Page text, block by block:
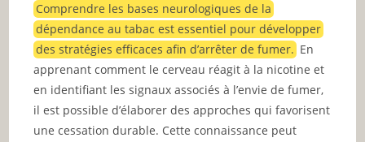
Comprendre les bases neurologiques de la
dépendance au tabac est essentiel pour développer
des stratégies efficaces afin d’arrêter de fumer. En
apprenant comment le cerveau réagit à la nicotine et
en identifiant les signaux associés à l’envie de fumer,
il est possible d’élaborer des approches qui favorisent
une cessation durable. Cette connaissance peut